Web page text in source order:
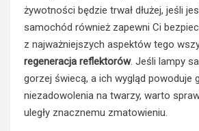
żywotności będzie trwał dłużej, jeśli
samochód również zapewni Ci
z najważniejszych aspektów tego
regeneracja reflektorów. Jeśli lampy
gorzej świecą, a ich wygląd powoduje
niezadowolenia na twarzy, warto
uległy znacznemu zmatowieniu.